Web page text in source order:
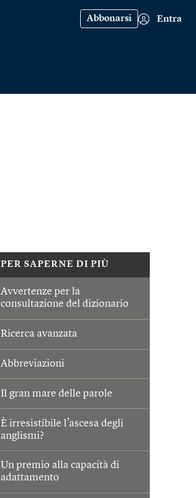
Abbonarsi Entra
PER SAPERNE DI PIÙ
Avvertenze per la
consultazione del dizionario
Ricerca avanzata
Abbreviazioni
Il gran mare delle parole
È irresistibile l’ascesa degli
anglismi?
Un premio alla capacità di
adattamento